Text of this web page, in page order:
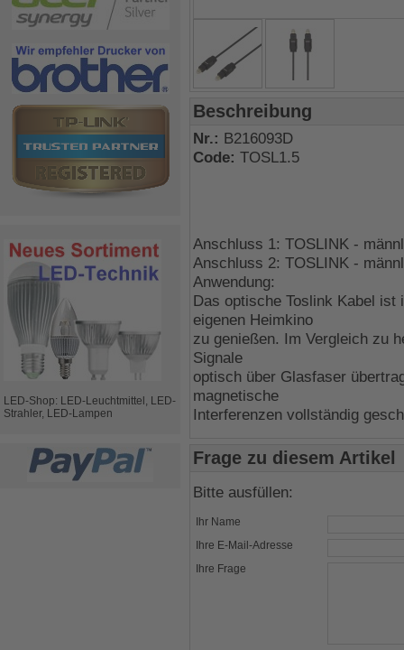
LED-Shop: LED-Leuchtmittel, LED-
Strahler, LED-Lampen
Beschreibung
Nr.: B216093D
Code: TOSL1.5
Anschluss 1: TOSLINK -
Anschluss 2: TOSLINK -
Anwendung:
Das optische Toslink Kabel ist
eigenen Heimkino
zu genießen. Im Vergleich zu
Signale
optisch über Glasfaser
magnetische
Interferenzen vollständig
Frage zu diesem Artikel
Bitte ausfüllen:
Ihr Name
Ihre E-Mail-Adresse
Ihre Frage